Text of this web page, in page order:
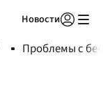
Новости
Проблемы с